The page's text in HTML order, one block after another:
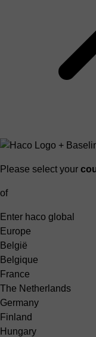
Please select your
of
Enter haco global
Europe
België
Belgique
France
The Netherlands
Germany
Finland
Hungary